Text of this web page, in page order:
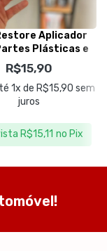
Aplicador
Plásticas e
– Kers
R$15,90
1x de R$15,90 sem
juros
R$15,11 no Pix